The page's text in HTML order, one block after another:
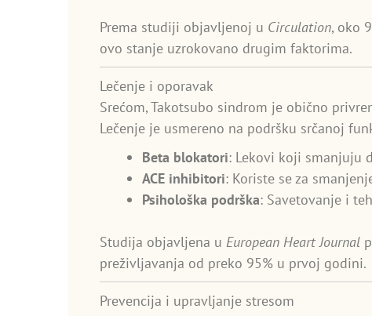
Prema studiji objavljenoj u Circulation, oko
ovo stanje uzrokovano drugim faktorima.
Lečenje i oporavak
Srećom, Takotsubo sindrom je obično
Lečenje je usmereno na podršku srčanoj
Beta blokatori: Lekovi koji smanjuju
ACE inhibitori: Koriste se za
Psihološka podrška: Savetovanje i
Studija objavljena u European Heart Journal
preživljavanja od preko 95% u prvoj godini.
Prevencija i upravljanje stresom